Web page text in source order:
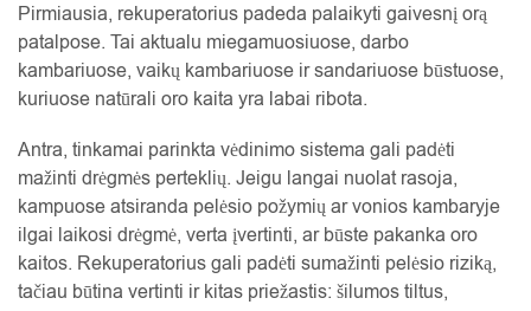
Pirmiausia, rekuperatorius padeda palaikyti gaivesnį orą
patalpose. Tai aktualu miegamuosiuose, darbo
kambariuose, vaikų kambariuose ir sandariuose būstuose,
kuriuose natūrali oro kaita yra labai ribota.
Antra, tinkamai parinkta vėdinimo sistema gali padėti
mažinti drėgmės perteklių. Jeigu langai nuolat rasoja,
kampuose atsiranda pelėsio požymių ar vonios kambaryje
ilgai laikosi drėgmė, verta įvertinti, ar būste pakanka oro
kaitos. Rekuperatorius gali padėti sumažinti pelėsio riziką,
tačiau būtina vertinti ir kitas priežastis: šilumos tiltus,